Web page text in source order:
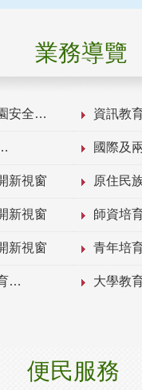
業務導覽
安全 資訊教
國際及
原住民
師資培
青年培
大學教
便民服務